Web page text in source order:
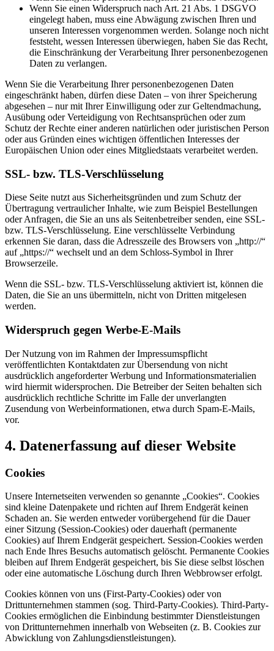
Wenn Sie einen Widerspruch nach Art. 21 Abs. 1 DSGVO
eingelegt haben, muss eine Abwägung zwischen Ihren und
unseren Interessen vorgenommen werden. Solange noch nicht
feststeht, wessen Interessen überwiegen, haben Sie das Recht,
die Einschränkung der Verarbeitung Ihrer personenbezogenen
Daten zu verlangen.
Wenn Sie die Verarbeitung Ihrer personenbezogenen Daten
eingeschränkt haben, dürfen diese Daten – von ihrer Speicherung
abgesehen – nur mit Ihrer Einwilligung oder zur Geltendmachung,
Ausübung oder Verteidigung von Rechtsansprüchen oder zum
Schutz der Rechte einer anderen natürlichen oder juristischen Person
oder aus Gründen eines wichtigen öffentlichen Interesses der
Europäischen Union oder eines Mitgliedstaats verarbeitet werden.
SSL- bzw. TLS-Verschlüsselung
Diese Seite nutzt aus Sicherheitsgründen und zum Schutz der
Übertragung vertraulicher Inhalte, wie zum Beispiel Bestellungen
oder Anfragen, die Sie an uns als Seitenbetreiber senden, eine SSL-
bzw. TLS-Verschlüsselung. Eine verschlüsselte Verbindung
erkennen Sie daran, dass die Adresszeile des Browsers von „http://“
auf „https://“ wechselt und an dem Schloss-Symbol in Ihrer
Browserzeile.
Wenn die SSL- bzw. TLS-Verschlüsselung aktiviert ist, können die
Daten, die Sie an uns übermitteln, nicht von Dritten mitgelesen
werden.
Widerspruch gegen Werbe-E-Mails
Der Nutzung von im Rahmen der Impressumspflicht
veröffentlichten Kontaktdaten zur Übersendung von nicht
ausdrücklich angeforderter Werbung und Informationsmaterialien
wird hiermit widersprochen. Die Betreiber der Seiten behalten sich
ausdrücklich rechtliche Schritte im Falle der unverlangten
Zusendung von Werbeinformationen, etwa durch Spam-E-Mails,
vor.
4. Datenerfassung auf dieser Website
Cookies
Unsere Internetseiten verwenden so genannte „Cookies“. Cookies
sind kleine Datenpakete und richten auf Ihrem Endgerät keinen
Schaden an. Sie werden entweder vorübergehend für die Dauer
einer Sitzung (Session-Cookies) oder dauerhaft (permanente
Cookies) auf Ihrem Endgerät gespeichert. Session-Cookies werden
nach Ende Ihres Besuchs automatisch gelöscht. Permanente Cookies
bleiben auf Ihrem Endgerät gespeichert, bis Sie diese selbst löschen
oder eine automatische Löschung durch Ihren Webbrowser erfolgt.
Cookies können von uns (First-Party-Cookies) oder von
Drittunternehmen stammen (sog. Third-Party-Cookies). Third-Party-
Cookies ermöglichen die Einbindung bestimmter Dienstleistungen
von Drittunternehmen innerhalb von Webseiten (z. B. Cookies zur
Abwicklung von Zahlungsdienstleistungen).